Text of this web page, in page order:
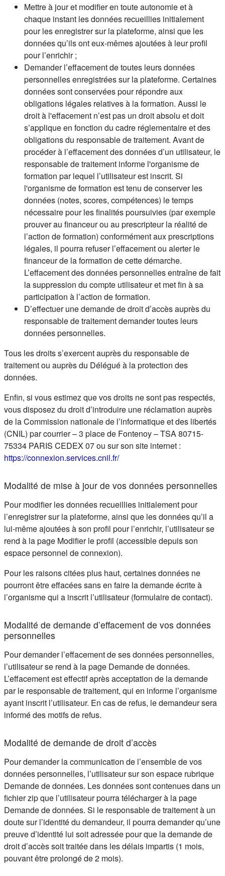
Mettre à jour et modifier en toute autonomie et à
chaque instant les données recueillies initialement
pour les enregistrer sur la plateforme, ainsi que les
données qu’ils ont eux-mêmes ajoutées à leur profil
pour l’enrichir ;
Demander l’effacement de toutes leurs données
personnelles enregistrées sur la plateforme. Certaines
données sont conservées pour répondre aux
obligations légales relatives à la formation. Aussi le
droit à l'effacement n’est pas un droit absolu et doit
s’applique en fonction du cadre réglementaire et des
obligations du responsable de traitement. Avant de
procéder à l’effacement des données d’un utilisateur, le
responsable de traitement informe l'organisme de
formation par lequel l’utilisateur est inscrit. Si
l'organisme de formation est tenu de conserver les
données (notes, scores, compétences) le temps
nécessaire pour les finalités poursuivies (par exemple
prouver au financeur ou au prescripteur la réalité de
l’action de formation) conformément aux prescriptions
légales, il pourra refuser l’effacement ou alerter le
financeur de la formation de cette démarche.
L’effacement des données personnelles entraîne de fait
la suppression du compte utilisateur et met fin à sa
participation à l’action de formation.
D’effectuer une demande de droit d’accès auprès du
responsable de traitement demander toutes leurs
données personnelles.
Tous les droits s’exercent auprès du responsable de
traitement ou auprès du Délégué à la protection des
données.
Enfin, si vous estimez que vos droits ne sont pas respectés,
vous disposez du droit d’introduire une réclamation auprès
de la Commission nationale de l’informatique et des libertés
(CNIL) par courrier – 3 place de Fontenoy – TSA 80715-
75334 PARIS CEDEX 07 ou sur son site internet :
https://connexion.services.cnil.fr/(s'ouvre dans un nouvel
Modalité de mise à jour de vos données personnelles
Pour modifier les données recueillies initialement pour
l’enregistrer sur la plateforme, ainsi que les données qu’il a
lui-même ajoutées à son profil pour l’enrichir, l’utilisateur se
rend à la page Modifier le profil (accessible depuis son
espace personnel de connexion).
Pour les raisons citées plus haut, certaines données ne
pourront être effacées sans en faire la demande écrite à
l’organisme qui a inscrit l’utilisateur (formulaire de contact).
Modalité de demande d’effacement de vos données
personnelles
Pour demander l’effacement de ses données personnelles,
l’utilisateur se rend à la page Demande de données.
L’effacement est effectif après acceptation de la demande
par le responsable de traitement, qui en informe l’organisme
ayant inscrit l’utilisateur. En cas de refus, le demandeur sera
informé des motifs de refus.
Modalité de demande de droit d’accès
Pour demander la communication de l’ensemble de vos
données personnelles, l’utilisateur sur son espace rubrique
Demande de données. Les données sont contenues dans un
fichier zip que l’utilisateur pourra télécharger à la page
Demande de données. Si le responsable de traitement à un
doute sur l’identité du demandeur, il pourra demander qu’une
preuve d’identité lui soit adressée pour que la demande de
droit d’accès soit traitée dans les délais impartis (1 mois,
pouvant être prolongé de 2 mois).